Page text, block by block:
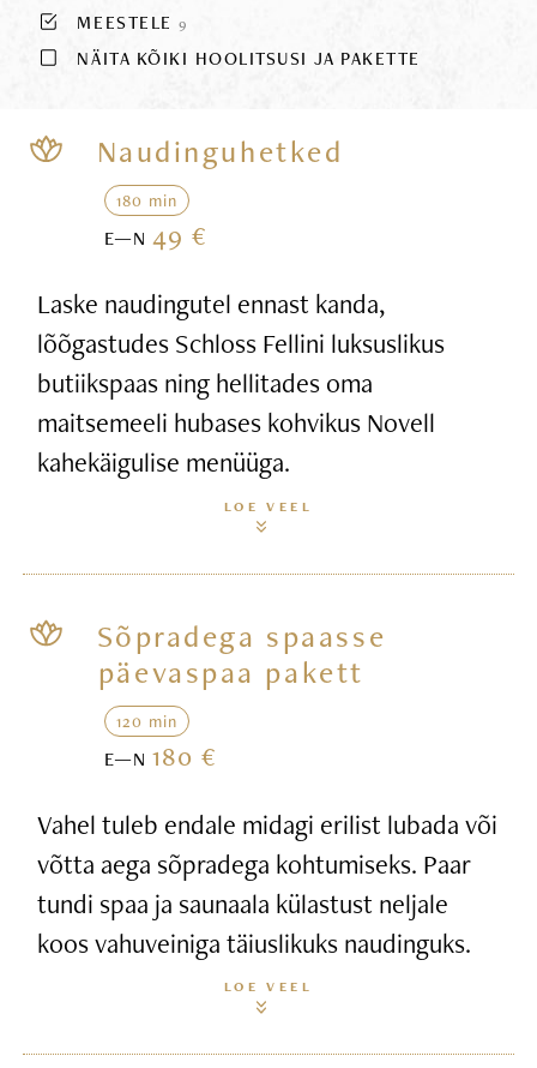
MEESTELE9
NÄITA KÕIKI HOOLITSUSI JA PAKETTE
Naudinguhetked
180 min
E—N49 €
Laske naudingutel ennast kanda,
lõõgastudes Schloss Fellini luksuslikus
butiikspaas ning hellitades oma
maitsemeeli hubases kohvikus Novell
kahekäigulise menüüga.
LOE VEEL
Sõpradega spaasse
päevaspaa pakett
120 min
E—N180 €
Vahel tuleb endale midagi erilist lubada või
võtta aega sõpradega kohtumiseks. Paar
tundi spaa ja saunaala külastust neljale
koos vahuveiniga täiuslikuks naudinguks.
LOE VEEL